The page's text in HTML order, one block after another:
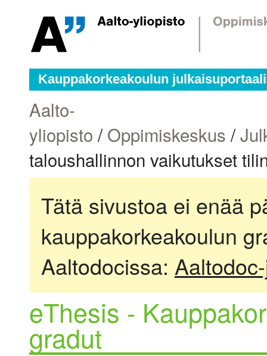
Kauppakorkeakoulun julkaisuportaali
Aalto-
yliopisto /Oppimiskeskus /
taloushallinnon vaikutukset
Tätä sivustoa ei enää
kauppakorkeakoulun
Aaltodocissa:
eThesis -
gradut